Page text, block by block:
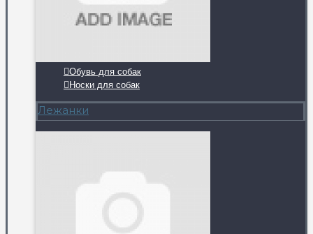
Обувь для собак
Носки для собак
Лежанки